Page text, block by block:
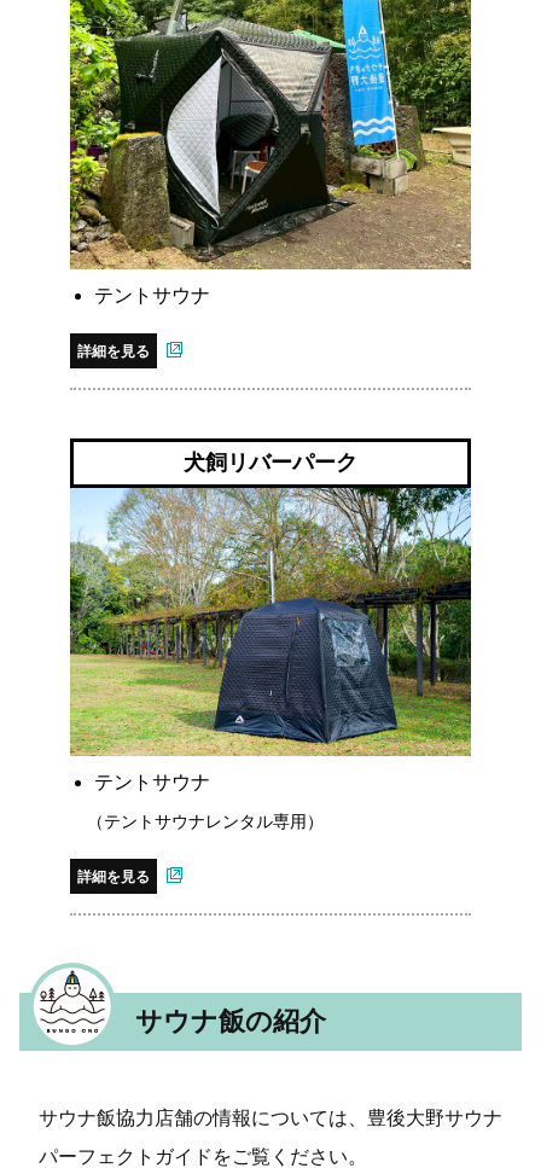
テントサウナ
詳細を見る
犬飼リバーパーク
テントサウナ
（テントサウナレンタル専用）
詳細を見る
サウナ飯の紹介
サウナ飯協力店舗の情報については、豊後大野サウナ
パーフェクトガイドをご覧ください。